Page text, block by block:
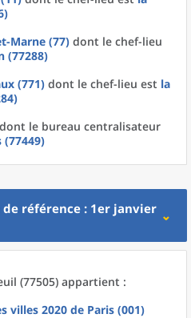
Marne (77) dont le chef-lieu
(77288)
(771) dont le chef-lieu est la
dont le bureau centralisateur
(77449)
de référence : 1er janvier
(77505) appartient :
villes 2020 de Paris (001)